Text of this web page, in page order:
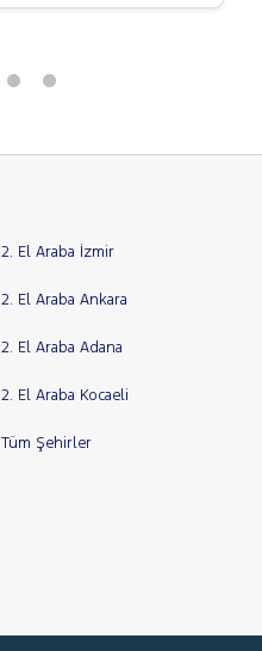
2. El Araba İzmir
2. El Araba Ankara
2. El Araba Adana
2. El Araba Kocaeli
Tüm Şehirler